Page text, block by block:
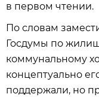
в первом чтении.
По словам
Госдумы по
коммунальному
концептуально
поддержали, но